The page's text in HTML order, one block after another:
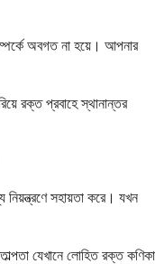
অবগত না হয়ে। আপনার
রক্ত ​​প্রবাহে স্থানান্তর
সহায়তা করে। যখন
যেখানে লোহিত রক্ত কণিকা